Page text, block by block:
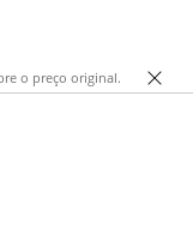
o preço original.